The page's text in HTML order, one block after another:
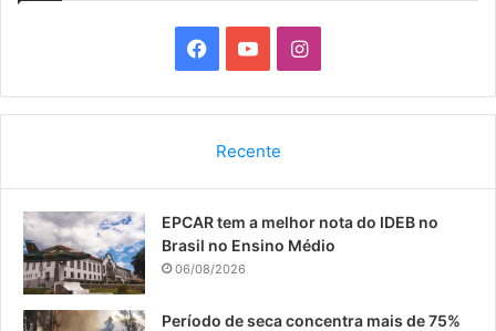
a
b
o
o
o
u
e
I
n
a
r
Recente
EPCAR tem a melhor nota do IDEB no
Brasil no Ensino Médio
06/08/2026
Período de seca concentra mais de 75%